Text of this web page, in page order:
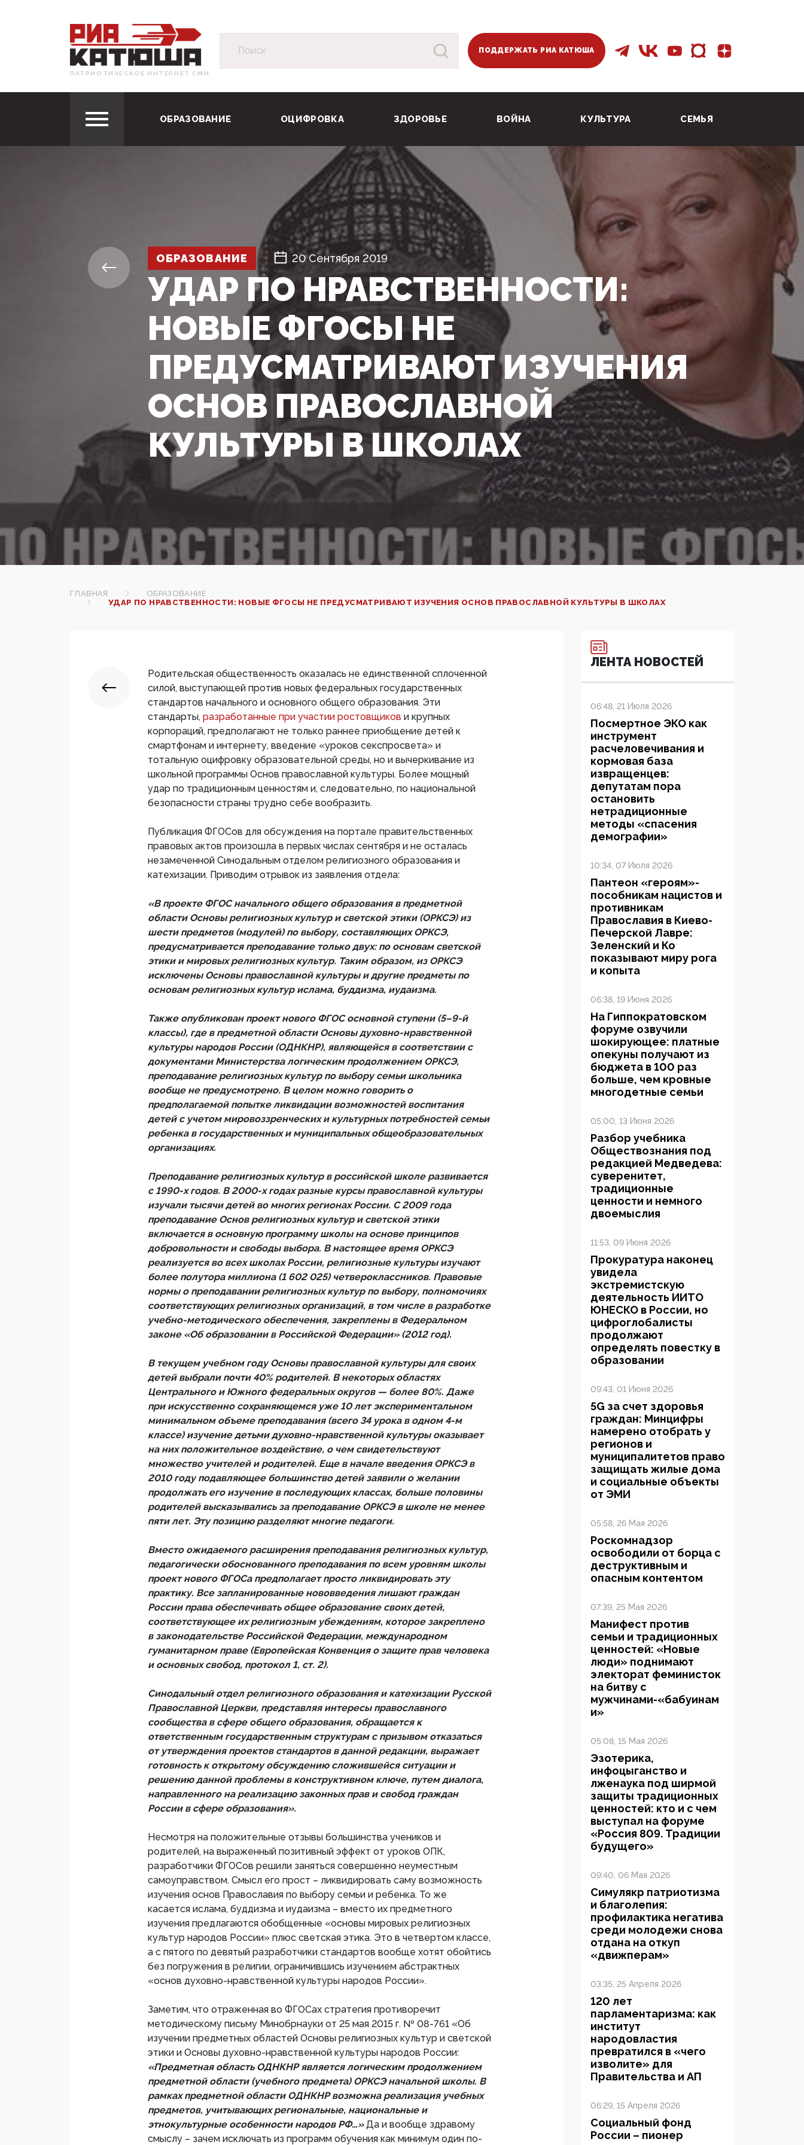
ПАТРИОТИЧЕСКОЕ ИНТЕРНЕТ СМИ
ПОДДЕРЖАТЬ РИА КАТЮША
ОБРАЗОВАНИЕ ОЦИФРОВКА ЗДОРОВЬЕ ВОЙНА КУЛЬТУРА СЕМЬЯ
ОБРАЗОВАНИЕ 20 Сентября 2019
УДАР ПО НРАВСТВЕННОСТИ:
НОВЫЕ ФГОСЫ НЕ
ПРЕДУСМАТРИВАЮТ ИЗУЧЕНИЯ
ОСНОВ ПРАВОСЛАВНОЙ
КУЛЬТУРЫ В ШКОЛАХ
ГЛАВНАЯ
ОБРАЗОВАНИЕ
УДАР ПО НРАВСТВЕННОСТИ: НОВЫЕ ФГОСЫ НЕ ПРЕДУСМАТРИВАЮТ ИЗУЧЕНИЯ ОСНОВ ПРАВОСЛАВНОЙ КУЛЬТУРЫ В ШКОЛАХ
Родительская общественность оказалась не единственной сплоченной
силой, выступающей против новых федеральных государственных
стандартов начального и основного общего образования. Эти
стандарты, разработанные при участии ростовщиков и крупных
корпораций, предполагают не только раннее приобщение детей к
смартфонам и интернету, введение «уроков секспросвета» и
тотальную оцифровку образовательной среды, но и вычеркивание из
школьной программы Основ православной культуры. Более мощный
удар по традиционным ценностям и, следовательно, по национальной
безопасности страны трудно себе вообразить.
Публикация ФГОСов для обсуждения на портале правительственных
правовых актов произошла в первых числах сентября и не осталась
незамеченной Синодальным отделом религиозного образования и
катехизации. Приводим отрывок из заявления отдела:
«В проекте ФГОС начального общего образования в предметной
области Основы религиозных культур и светской этики (ОРКСЭ) из
шести предметов (модулей) по выбору, составляющих ОРКСЭ,
предусматривается преподавание только двух: по основам светской
этики и мировых религиозных культур. Таким образом, из ОРКСЭ
исключены Основы православной культуры и другие предметы по
основам религиозных культур ислама, буддизма, иудаизма.
Также опубликован проект нового ФГОС основной ступени (5–9-й
классы), где в предметной области Основы духовно-нравственной
культуры народов России (ОДНКНР), являющейся в соответствии с
документами Министерства логическим продолжением ОРКСЭ,
преподавание религиозных культур по выбору семьи школьника
вообще не предусмотрено. В целом можно говорить о
предполагаемой попытке ликвидации возможностей воспитания
детей с учетом мировоззренческих и культурных потребностей семьи
ребенка в государственных и муниципальных общеобразовательных
организациях.
Преподавание религиозных культур в российской школе развивается
с 1990-х годов. В 2000-х годах разные курсы православной культуры
изучали тысячи детей во многих регионах России. С 2009 года
преподавание Основ религиозных культур и светской этики
включается в основную программу школы на основе принципов
добровольности и свободы выбора. В настоящее время ОРКСЭ
реализуется во всех школах России, религиозные культуры изучают
более полутора миллиона (1 602 025) четвероклассников. Правовые
нормы о преподавании религиозных культур по выбору, полномочиях
соответствующих религиозных организаций, в том числе в разработке
учебно-методического обеспечения, закреплены в Федеральном
законе «Об образовании в Российской Федерации» (2012 год).
В текущем учебном году Основы православной культуры для своих
детей выбрали почти 40% родителей. В некоторых областях
Центрального и Южного федеральных округов — более 80%. Даже
при искусственно сохраняющемся уже 10 лет экспериментальном
минимальном объеме преподавания (всего 34 урока в одном 4-м
классе) изучение детьми духовно-нравственной культуры оказывает
на них положительное воздействие, о чем свидетельствуют
множество учителей и родителей. Еще в начале введения ОРКСЭ в
2010 году подавляющее большинство детей заявили о желании
продолжать его изучение в последующих классах, больше половины
родителей высказывались за преподавание ОРКСЭ в школе не менее
пяти лет. Эту позицию разделяют многие педагоги.
Вместо ожидаемого расширения преподавания религиозных культур,
педагогически обоснованного преподавания по всем уровням школы
проект нового ФГОСа предполагает просто ликвидировать эту
практику. Все запланированные нововведения лишают граждан
России права обеспечивать общее образование своих детей,
соответствующее их религиозным убеждениям, которое закреплено
в законодательстве Российской Федерации, международном
гуманитарном праве (Европейская Конвенция о защите прав человека
и основных свобод, протокол 1, ст. 2).
Синодальный отдел религиозного образования и катехизации Русской
Православной Церкви, представляя интересы православного
сообщества в сфере общего образования, обращается к
ответственным государственным структурам с призывом отказаться
от утверждения проектов стандартов в данной редакции, выражает
готовность к открытому обсуждению сложившейся ситуации и
решению данной проблемы в конструктивном ключе, путем диалога,
направленного на реализацию законных прав и свобод граждан
России в сфере образования».
Несмотря на положительные отзывы большинства учеников и
родителей, на выраженный позитивный эффект от уроков ОПК,
разработчики ФГОСов решили заняться совершенно неуместным
самоуправством. Смысл его прост – ликвидировать саму возможность
изучения основ Православия по выбору семьи и ребенка. То же
касается ислама, буддизма и иудаизма – вместо их предметного
изучения предлагаются обобщенные «основы мировых религиозных
культур народов России» плюс светская этика. Это в четвертом классе,
а с пятого по девятый разработчики стандартов вообще хотят обойтись
без погружения в религии, ограничившись изучением абстрактных
«основ духовно-нравственной культуры народов России».
Заметим, что отраженная во ФГОСах стратегия противоречит
методическому письму Минобрнауки от 25 мая 2015 г. № 08-761 «Об
изучении предметных областей Основы религиозных культур и светской
этики и Основы духовно-нравственной культуры народов России:
«Предметная область ОДНКНР является логическим продолжением
предметной области (учебного предмета) ОРКСЭ начальной школы. В
рамках предметной области ОДНКНР возможна реализация учебных
предметов, учитывающих региональные, национальные и
этнокультурные особенности народов РФ…»Да и вообще здравому
смыслу – зачем исключать из программ обучения как минимум один по-
ЛЕНТА НОВОСТЕЙ
06:48, 21 Июля 2026
Посмертное ЭКО как
инструмент
расчеловечивания и
кормовая база
извращенцев:
депутатам пора
остановить
нетрадиционные
методы «спасения
демографии»
10:34, 07 Июля 2026
Пантеон «героям»-
пособникам нацистов и
противникам
Православия в Киево-
Печерской Лавре:
Зеленский и Ко
показывают миру рога
и копыта
06:38, 19 Июня 2026
На Гиппократовском
форуме озвучили
шокирующее: платные
опекуны получают из
бюджета в 100 раз
больше, чем кровные
многодетные семьи
05:00, 13 Июня 2026
Разбор учебника
Обществознания под
редакцией Медведева:
суверенитет,
традиционные
ценности и немного
двоемыслия
11:53, 09 Июня 2026
Прокуратура наконец
увидела
экстремистскую
деятельность ИИТО
ЮНЕСКО в России, но
цифроглобалисты
продолжают
определять повестку в
образовании
09:43, 01 Июня 2026
5G за счет здоровья
граждан: Минцифры
намерено отобрать у
регионов и
муниципалитетов право
защищать жилые дома
и социальные объекты
от ЭМИ
05:58, 26 Мая 2026
Роскомнадзор
освободили от борца с
деструктивным и
опасным контентом
07:39, 25 Мая 2026
Манифест против
семьи и традиционных
ценностей: «Новые
люди» поднимают
электорат феминисток
на битву с
мужчинами-«бабуинам
и»
05:08, 15 Мая 2026
Эзотерика,
инфоцыганство и
лженаука под ширмой
защиты традиционных
ценностей: кто и с чем
выступал на форуме
«Россия 809. Традиции
будущего»
09:40, 06 Мая 2026
Симулякр патриотизма
и благолепия:
профилактика негатива
среди молодежи снова
отдана на откуп
«движперам»
03:35, 25 Апреля 2026
120 лет
парламентаризма: как
институт
народовластия
превратился в «чего
изволите» для
Правительства и АП
06:29, 15 Апреля 2026
Социальный фонд
России – пионер